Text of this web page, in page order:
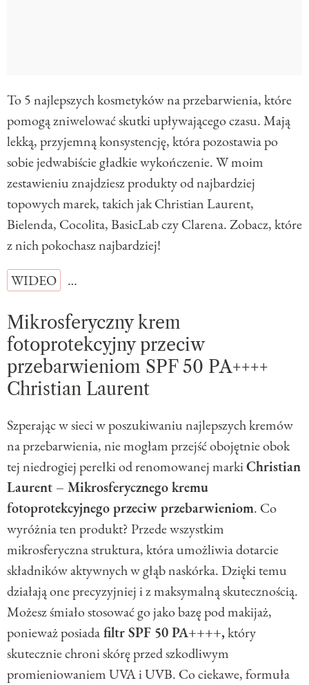
To 5 najlepszych kosmetyków na przebarwienia, które
pomogą zniwelować skutki upływającego czasu. Mają
lekką, przyjemną konsystencję, która pozostawia po
sobie jedwabiście gładkie wykończenie. W moim
zestawieniu znajdziesz produkty od najbardziej
topowych marek, takich jak Christian Laurent,
Bielenda, Cocolita, BasicLab czy Clarena. Zobacz, które
z nich pokochasz najbardziej!
WIDEO
…
Mikrosferyczny krem
fotoprotekcyjny przeciw
przebarwieniom SPF 50 PA++++
Christian Laurent
Szperając w sieci w poszukiwaniu najlepszych kremów
na przebarwienia, nie mogłam przejść obojętnie obok
tej niedrogiej perełki od renomowanej markiChristian
Laurent – Mikrosferycznego kremu
fotoprotekcyjnego przeciw przebarwieniom. Co
wyróżnia ten produkt? Przede wszystkim
mikrosferyczna struktura, która umożliwia dotarcie
składników aktywnych w głąb naskórka. Dzięki temu
działają one precyzyjniej i z maksymalną skutecznością.
Możesz śmiało stosować go jako bazę pod makijaż,
ponieważ posiadafiltr SPF 50 PA++++,który
skutecznie chroni skórę przed szkodliwym
promieniowaniem UVA i UVB. Co ciekawe, formuła